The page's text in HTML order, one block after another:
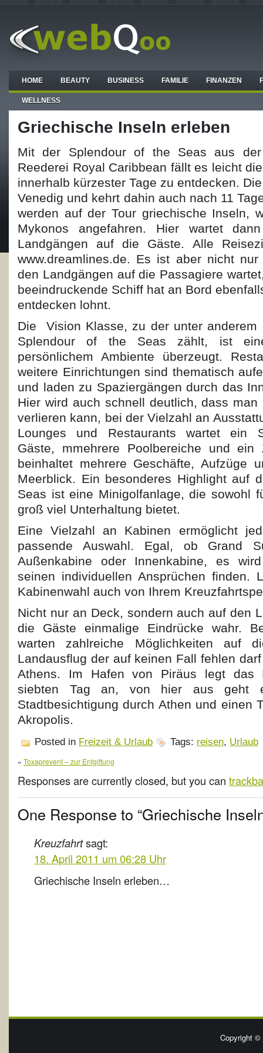
HOME BEAUTY BUSINESS FAMILIE FINANZEN
WELLNESS
Griechische Inseln erleben
Mit der Splendour of the Seas aus
Reederei Royal Caribbean fällt es leicht
innerhalb kürzester Tage zu entdecken.
Venedig und kehrt dahin auch nach 11
werden auf der Tour griechische Inseln,
Mykonos angefahren. Hier wartet
Landgängen auf die Gäste. Alle
www.dreamlines.de. Es ist aber nicht
den Landgängen auf die Passagiere
beeindruckende Schiff hat an Bord
entdecken lohnt.
Die Vision Klasse, zu der unter anderem
Splendour of the Seas zählt, ist
persönlichem Ambiente überzeugt.
weitere Einrichtungen sind thematisch
und laden zu Spaziergängen durch das
Hier wird auch schnell deutlich, dass
verlieren kann, bei der Vielzahl an
Lounges und Restaurants wartet ein
Gäste, mmehrere Poolbereiche und ein
beinhaltet mehrere Geschäfte, Aufzüge
Meerblick. Ein besonderes Highlight auf
Seas ist eine Minigolfanlage, die sowohl
groß viel Unterhaltung bietet.
Eine Vielzahl an Kabinen ermöglicht
passende Auswahl. Egal, ob Grand
Außenkabine oder Innenkabine, es
seinen individuellen Ansprüchen finden.
Kabinenwahl auch von Ihrem
Nicht nur an Deck, sondern auch auf den
die Gäste einmalige Eindrücke wahr.
warten zahlreiche Möglichkeiten auf
Landausflug der auf keinen Fall fehlen
Athens. Im Hafen von Piräus legt das
siebten Tag an, von hier aus geht
Stadtbesichtigung durch Athen und einen
Akropolis.
Posted in Freizeit & Urlaub Tags: reisen, Urlaub
« Toxaprevent – zur Entgiftung
Responses are currently closed, but you can
One Response to “Griechische
Kreuzfahrtsagt:
18. April 2011 um 06:28 Uhr
Griechische Inseln erleben…
Copyright ©